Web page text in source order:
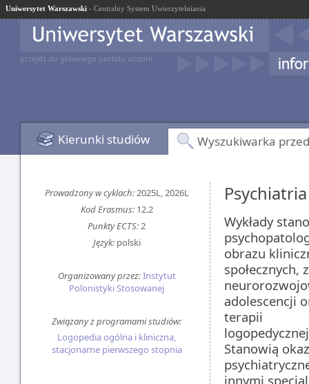
Uniwersytet Warszawski - Centralny System Uwierzytelniania
przejdź do głównego portalu uczelni
Kierunki studiów Wyszukiwarka
Prowadzony w cyklach:2025L, 2026L
Kod Erasmus:12.2
Punkty ECTS:2
Język:polski
Organizowany przez:Instytut
Polonistyki Stosowanej
Związany z programami studiów:
Logopedia ogólna i kliniczna,
stacjonarne pierwszego stopnia
Wykłady
obrazu
adolescencji
terapii
Stanowią
innymi